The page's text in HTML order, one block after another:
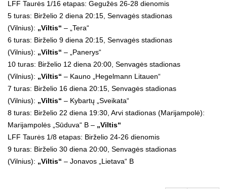
LFF Taurės 1/16 etapas: Gegužės 26-28 dienomis
5 turas: Birželio 2 diena 20:15, Senvagės stadionas
(Vilnius): „Viltis“ – „Tera“
6 turas: Birželio 9 diena 20:15, Senvagės stadionas
(Vilnius): „Viltis“ – „Panerys“
10 turas: Birželio 12 diena 20:00, Senvagės stadionas
(Vilnius): „Viltis“ – Kauno „Hegelmann Litauen“
7 turas: Birželio 16 diena 20:15, Senvagės stadionas
(Vilnius): „Viltis“ – Kybartų „Sveikata“
8 turas: Birželio 22 diena 19:30, Arvi stadionas (Marijampolė):
Marijampolės „Sūduva“ B – „Viltis“
LFF Taurės 1/8 etapas: Birželio 24-26 dienomis
9 turas: Birželio 30 diena 20:00, Senvagės stadionas
(Vilnius): „Viltis“ – Jonavos „Lietava“ B